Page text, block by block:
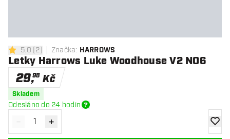
5 hodnoticí hvězdičky
5.0 [2] Značka: HARROWS
Letky Harrows Luke Woodhouse V2 NO6
29,98 Kč
Skladem
Odesláno do 24 hodin
Snížit množství
- Zvýšit množství
+